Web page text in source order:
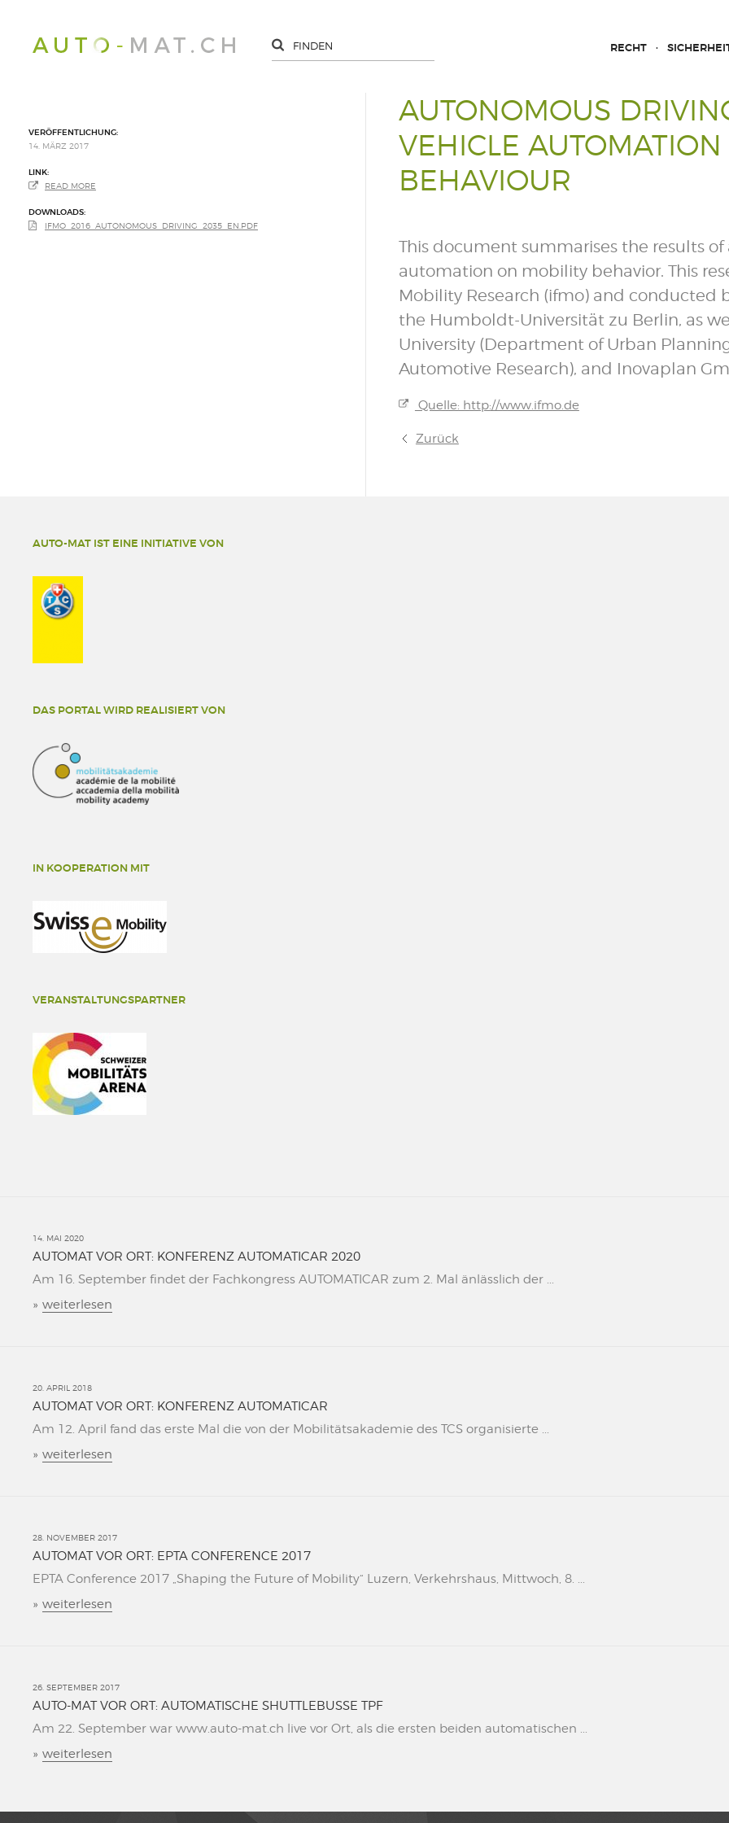
RECHT
AUTONOMOUS
VEHICLE
BEHAVIOUR
This document summarises the results
automation on mobility behavior. This
Mobility Research (ifmo) and conducted
the Humboldt-Universität zu Berlin, as
University (Department of Urban
Automotive Research), and Inovaplan
Quelle: http://www.ifmo.de
Zurück
VERÖFFENTLICHUNG:
14. MÄRZ 2017
LINK:
READ MORE
DOWNLOADS:
IFMO_2016_AUTONOMOUS_DRIVING_2035_EN.PDF
AUTO-MAT IST EINE INITIATIVE VON
DAS PORTAL WIRD REALISIERT VON
IN KOOPERATION MIT
VERANSTALTUNGSPARTNER
14. MAI 2020
AUTOMAT VOR ORT: KONFERENZ AUTOMATICAR 2020
Am 16. September findet der Fachkongress AUTOMATICAR zum 2. Mal änlässlich der ...
» weiterlesen
20. APRIL 2018
AUTOMAT VOR ORT: KONFERENZ AUTOMATICAR
Am 12. April fand das erste Mal die von der Mobilitätsakademie des TCS organisierte ...
» weiterlesen
28. NOVEMBER 2017
AUTOMAT VOR ORT: EPTA CONFERENCE 2017
EPTA Conference 2017 „Shaping the Future of Mobility“ Luzern, Verkehrshaus, Mittwoch, 8. ...
» weiterlesen
26. SEPTEMBER 2017
AUTO-MAT VOR ORT: AUTOMATISCHE SHUTTLEBUSSE TPF
Am 22. September war www.auto-mat.ch live vor Ort, als die ersten beiden automatischen ...
» weiterlesen